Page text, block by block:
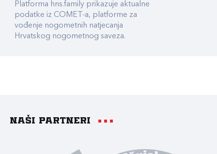
Platforma hns.family prikazuje aktualne
podatke iz COMET-a, platforme za
vođenje nogometnih natjecanja
Hrvatskog nogometnog saveza.
Naši partneri